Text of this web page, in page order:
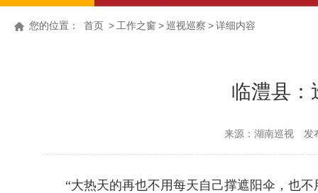
您的位置： 首页 > 工作之窗 >巡视巡察 >详细内容
临澧县：
来源：湖南巡视 发
“大热天的再也不用每天自己撑遮阳伞，也